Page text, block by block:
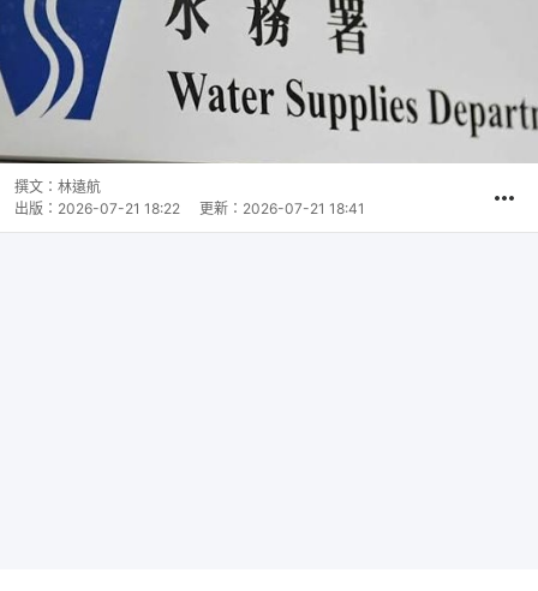
撰文： 林遠航
出版： 2026-07-21 18:22 更新： 2026-07-21 18:41